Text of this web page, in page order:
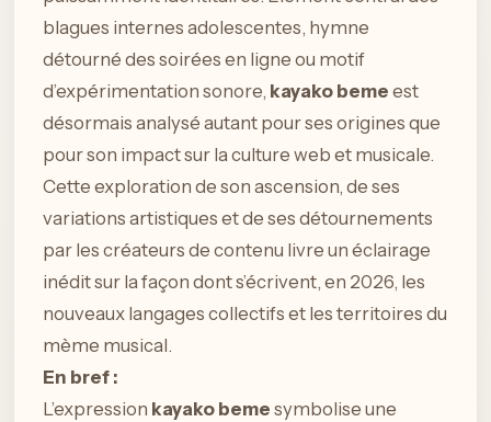
blagues internes adolescentes, hymne
détourné des soirées en ligne ou motif
d’expérimentation sonore, kayako beme est
désormais analysé autant pour ses origines que
pour son impact sur la culture web et musicale.
Cette exploration de son ascension, de ses
variations artistiques et de ses détournements
par les créateurs de contenu livre un éclairage
inédit sur la façon dont s’écrivent, en 2026, les
nouveaux langages collectifs et les territoires du
mème musical.
En bref :
L’expression kayako beme symbolise une